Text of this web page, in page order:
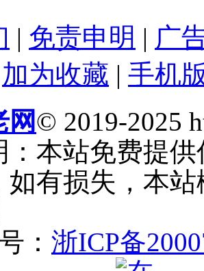
| 免责申明 | 广
加为收藏 | 手机
© 2019-2025
：本站免费提
如有损失，本
： 浙ICP备